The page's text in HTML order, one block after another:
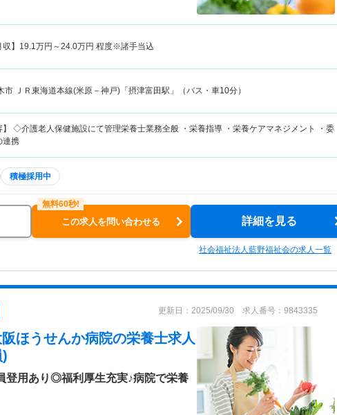
】 19.1万円～24.0万円 程度※諸手当込
市 ＪＲ東海道本線(米原－神戸)「摂津富田駅」（バス・車10分）
】 ◇介護老人保健施設にて管理栄養士業務全般 ・栄養指導 ・栄養ケアマネジメント ・委
連携
積極採用中
この求人を問い合わせる 詳細を見る
社会福祉法人藍野福祉会の求人一覧
更新日：2025/09/30 求人番号：9843335
ほうせんか病院の栄養士求人
登用あり◎福利厚生充実♪病院で栄養